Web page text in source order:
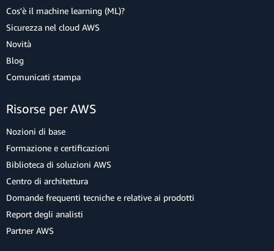
Cos'è il machine learning (ML)?
Sicurezza nel cloud AWS
Novità
Blog
Comunicati stampa
Risorse per AWS
Nozioni di base
Formazione e certificazioni
Biblioteca di soluzioni AWS
Centro di architettura
Domande frequenti tecniche e relative ai prodotti
Report degli analisti
Partner AWS